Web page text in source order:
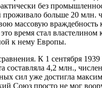
без
проживало больше 20 млн.
массовую враждебность
время стал властелином
к нему Европы.
К 1 сентября 1939
составляла 4,2 млн.,
сил уже достигла
Союз просто не мог